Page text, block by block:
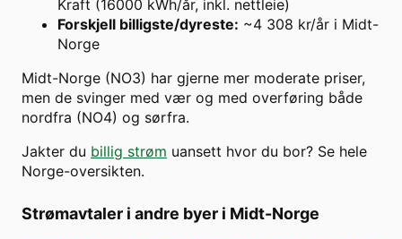
Kraft (16000 kWh/år, inkl. nettleie)
Forskjell billigste/dyreste: ~4 308 kr/år i Midt-
Norge
Midt-Norge (NO3) har gjerne mer moderate priser,
men de svinger med vær og med overføring både
nordfra (NO4) og sørfra.
Jakter du billig strøm uansett hvor du bor? Se hele
Norge-oversikten.
Strømavtaler i andre byer i Midt-Norge